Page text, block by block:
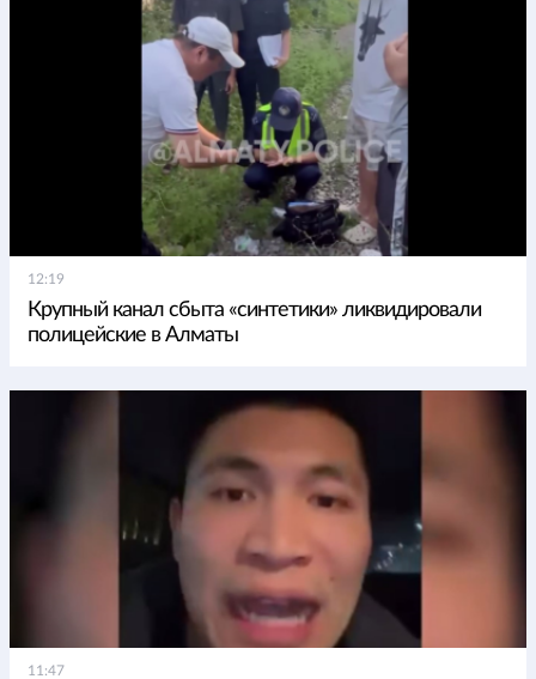
12:19
Крупный канал сбыта «синтетики» ликвидировали
полицейские в Алматы
11:47